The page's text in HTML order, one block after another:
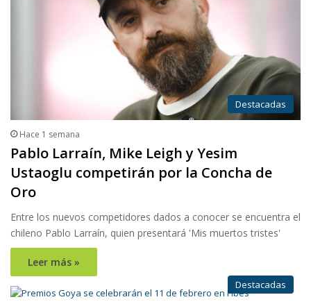
Destacadas
Hace 1 semana
Pablo Larraín, Mike Leigh y Yesim
Ustaoglu competirán por la Concha de
Oro
Entre los nuevos competidores dados a conocer se encuentra el
chileno Pablo Larraín, quien presentará 'Mis muertos tristes'
Leer más »
Destacadas